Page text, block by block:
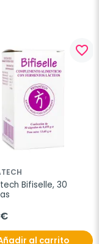
favorite_border
Bifiselle, 30
€
al carrito